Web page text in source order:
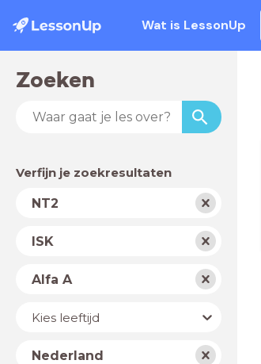
Wat is LessonUp
Zoeken
Verfijn je zoekresultaten
VakNT2
Schooltype
ISK
Niveau
Alfa A
JaarKies leeftijd
LandNederland